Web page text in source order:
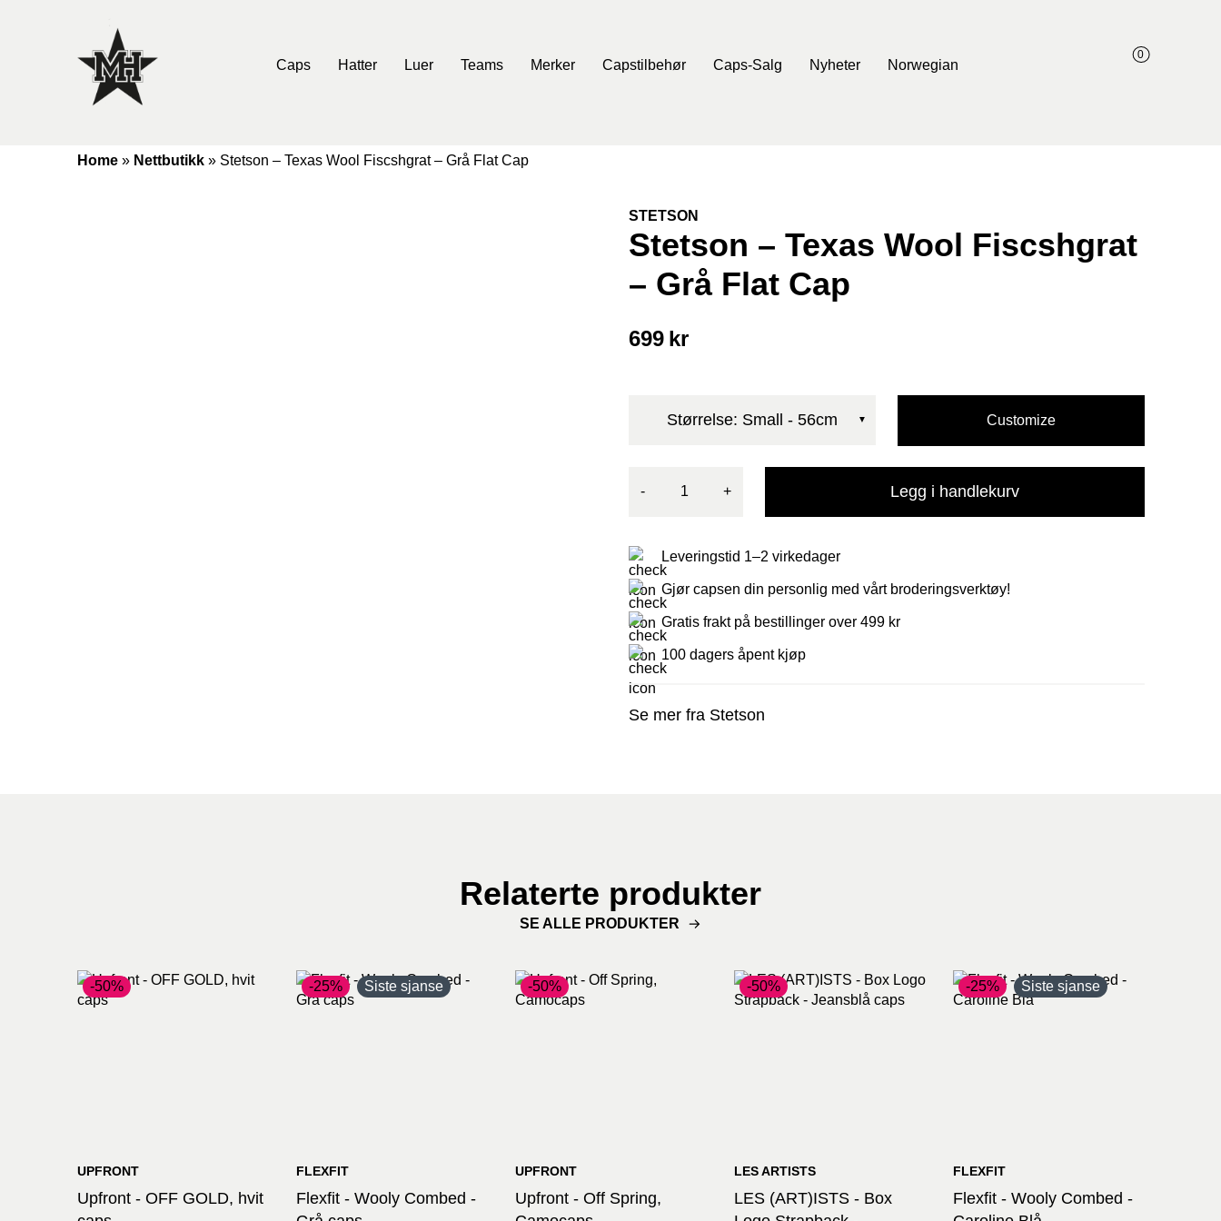
Caps Hatter Luer Teams Merker Capstilbehør Caps-Salg Nyheter Norwegian
0
Home» Nettbutikk» Stetson – Texas Wool Fiscshgrat – Grå Flat Cap
STETSON
Stetson – Texas Wool Fiscshgrat
– Grå Flat Cap
699 kr
Størrelse: Small - 56cm Customize
- + Legg i handlekurv
Leveringstid 1–2 virkedager
Gjør capsen din personlig med vårt broderingsverktøy!
Gratis frakt på bestillinger over 499 kr
100 dagers åpent kjøp
Se mer fra Stetson
Relaterte produkter
SE ALLE PRODUKTER
-50%
UPFRONT
Upfront - OFF GOLD, hvit
-25% Siste sjanse
FLEXFIT
Flexfit - Wooly Combed -
-50%
UPFRONT
Upfront - Off Spring,
-50%
LES ARTISTS
LES (ART)ISTS - Box
-25% Siste sjanse
FLEXFIT
Flexfit - Wooly Combed -